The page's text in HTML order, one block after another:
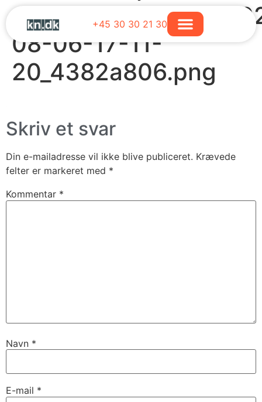
+45 30 30 21 30
08-06-17-11-
20_4382a806.png
Skriv et svar
Din e-mailadresse vil ikke blive publiceret. Krævede
felter er markeret med *
Kommentar *
Navn *
E-mail *